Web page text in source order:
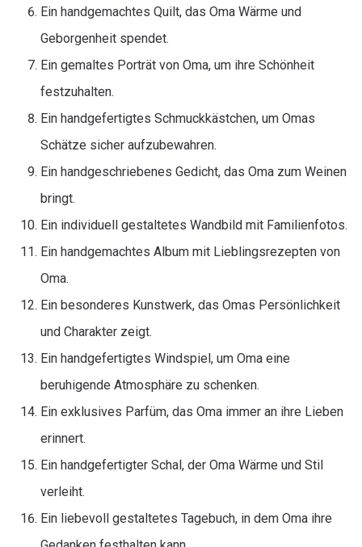
Ein handgemachtes Quilt, das Oma Wärme und
Geborgenheit spendet.
Ein gemaltes Porträt von Oma, um ihre Schönheit
festzuhalten.
Ein handgefertigtes Schmuckkästchen, um Omas
Schätze sicher aufzubewahren.
Ein handgeschriebenes Gedicht, das Oma zum Weinen
bringt.
Ein individuell gestaltetes Wandbild mit Familienfotos.
Ein handgemachtes Album mit Lieblingsrezepten von
Oma.
Ein besonderes Kunstwerk, das Omas Persönlichkeit
und Charakter zeigt.
Ein handgefertigtes Windspiel, um Oma eine
beruhigende Atmosphäre zu schenken.
Ein exklusives Parfüm, das Oma immer an ihre Lieben
erinnert.
Ein handgefertigter Schal, der Oma Wärme und Stil
verleiht.
Ein liebevoll gestaltetes Tagebuch, in dem Oma ihre